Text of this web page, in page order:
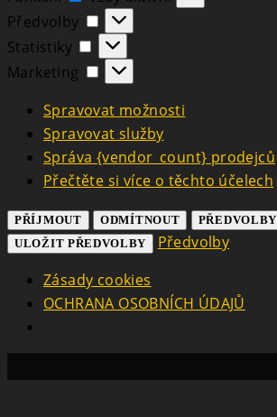
Předvolby
Předvolby
Statistiky
Statistiky
Marketing
Marketing
Spravovat možnosti
Spravovat služby
Správa {vendor_count} prodejců
Přečtěte si více o těchto účelech
PŘÍJMOUT ODMÍTNOUT
PŘEDVOLBY
ULOŽIT PŘEDVOLBY
Předvolby
Zásady cookies
OCHRANA OSOBNÍCH ÚDAJŮ